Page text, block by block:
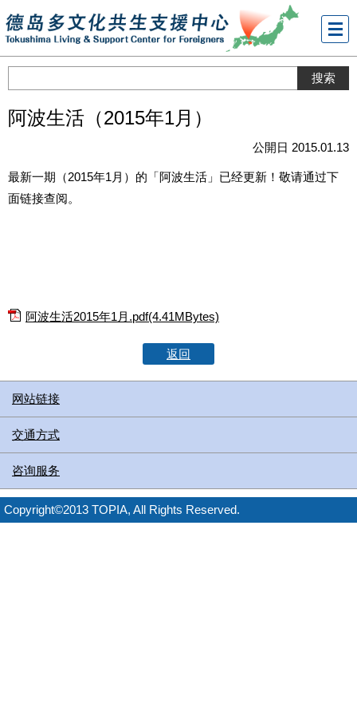
メニ
ュー
阿波生活（2015年1月）
公開日 2015.01.13
最新一期（2015年1月）的「阿波生活」已经更新！敬请通过下
面链接查阅。
阿波生活2015年1月.pdf(4.41MBytes)
返回
网站链接
交通方式
咨询服务
Copyright©2013 TOPIA, All Rights Reserved.